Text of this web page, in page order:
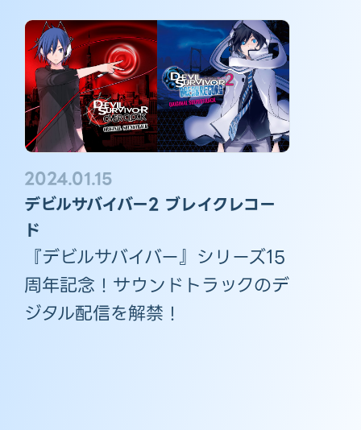
2024.01.15
デビルサバイバー2 ブレイクレコー
ド
『デビルサバイバー』シリーズ15
周年記念！サウンドトラックのデ
ジタル配信を解禁！